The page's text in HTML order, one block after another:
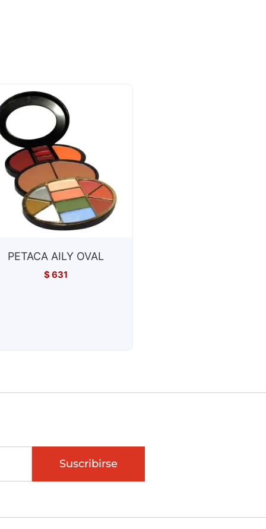
PETACA AILY OVAL
$631
Suscribirse